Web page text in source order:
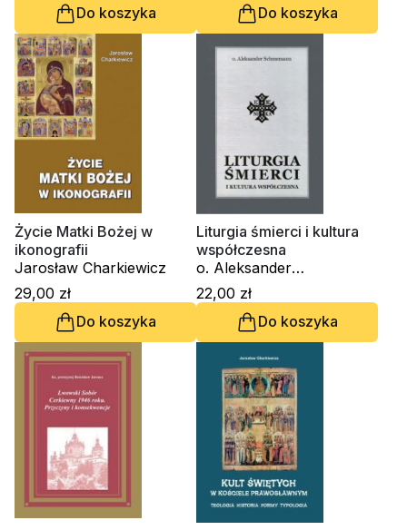
Do koszyka Do koszyka
Życie Matki Bożej w
ikonografii
Jarosław Charkiewicz
29,00 zł
Do koszyka
Liturgia śmierci i kultura
współczesna
o. Aleksander
Schmemann
22,00 zł
Do koszyka